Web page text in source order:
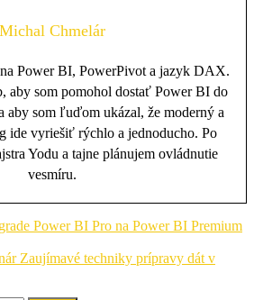
Michal Chmelár
Power BI, PowerPivot a jazyk DAX.
aby som pomohol dostať Power BI do
aby som ľuďom ukázal, že moderný a
ide vyriešiť rýchlo a jednoducho. Po
Yodu a tajne plánujem ovládnutie
vesmíru.
Power BI Pro na Power BI Premium
Zaujímavé techniky prípravy dát v